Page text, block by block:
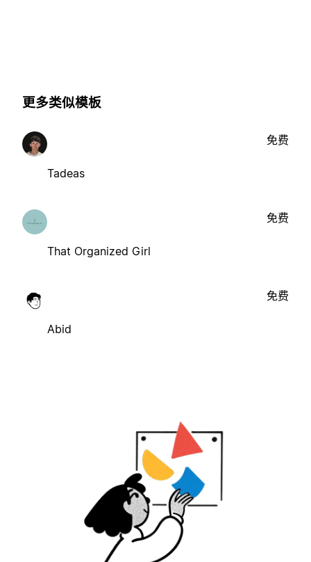
更多类似模板
Tadeas
免费
That Organized Girl
免费
Abid
免费